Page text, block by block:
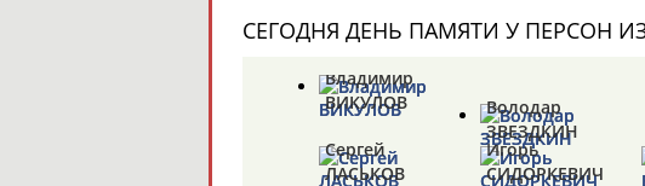
Сергей
ЛАСЬКОВ
Игорь
СИДОРКЕВИЧ
СЕГОДНЯ ДЕНЬ ПАМЯТИ У ПЕРСОН
Владимир
ВИКУЛОВ
Володар
ЗВЕЗДКИН